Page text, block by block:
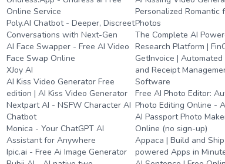
Online Service
Poly.AI Chatbot - Deeper, Discreet
Conversations with Next-Gen
AI Face Swapper - Free AI Video
Face Swap Online
XJoy AI
AI Kiss Video Generator Free
edition | AI Kiss Video Generator
Nextpart AI - NSFW Character AI
Chatbot
Monica - Your ChatGPT AI
Assistant for Anywhere
Ipic.ai - Free Ai Image Generator
Personalized Romantic
Photos
The Complete AI
Research Platform |
GetInvoice | Automated
and Receipt
Software
Free AI Photo Editor:
Photo Editing Online -
AI Passport Photo
Online (no sign-up)
Appaca | Build and
powered Apps in